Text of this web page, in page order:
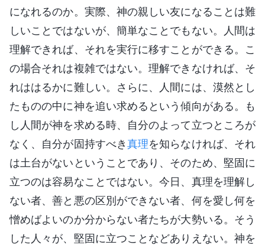
になれるのか。実際、神の親しい友になることは難
しいことではないが、簡単なことでもない。人間は
理解できれば、それを実行に移すことができる。こ
の場合それは複雑ではない。理解できなければ、そ
れははるかに難しい。さらに、人間には、漠然とし
たものの中に神を追い求めるという傾向がある。も
し人間が神を求める時、自分のよって立つところが
なく、自分が固持すべき真理を知らなければ、それ
は土台がないということであり、そのため、堅固に
立つのは容易なことではない。今日、真理を理解し
ない者、善と悪の区別ができない者、何を愛し何を
憎めばよいのか分からない者たちが大勢いる。そう
した人々が、堅固に立つことなどありえない。神を